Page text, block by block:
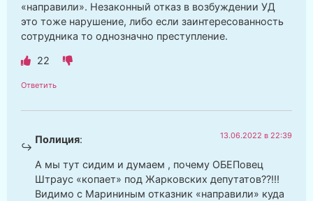
«направили». Незаконный отказ в возбуждении УД
это тоже нарушение, либо если заинтересованность
сотрудника то однозначно преступление.
22
Ответить
Полиция: 13.06.2022 в 22:39
А мы тут сидим и думаем , почему ОБЕПовец
Штраус «копает» под Жарковских депутатов??!!!
Видимо с Марининым отказник «направили» куда